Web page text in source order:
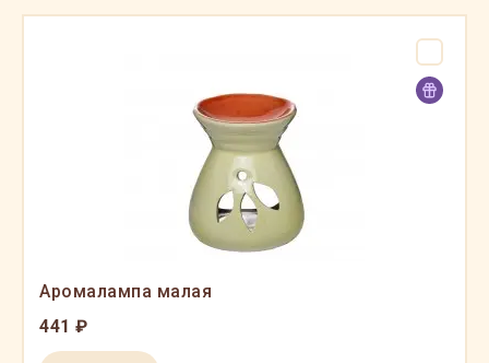
Аромалампа малая
441 ₽